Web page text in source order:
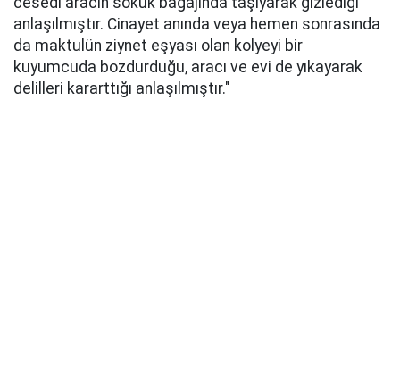
anlaşılmıştır. Cinayet anında veya hemen sonrasında
da maktulün ziynet eşyası olan kolyeyi bir
kuyumcuda bozdurduğu, aracı ve evi de yıkayarak
delilleri kararttığı anlaşılmıştır."